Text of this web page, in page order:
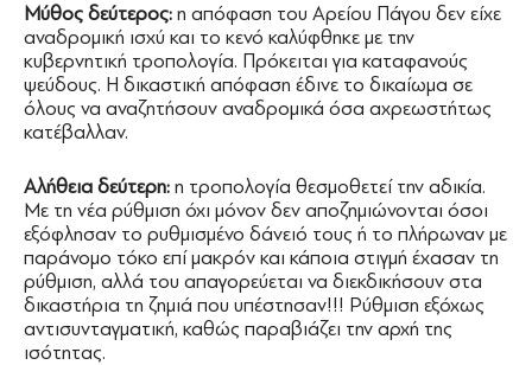
Μύθος δεύτερος: η απόφαση του Αρείου Πάγου δεν είχε
αναδρομική ισχύ και το κενό καλύφθηκε με την
κυβερνητική τροπολογία. Πρόκειται για καταφανούς
ψεύδους. Η δικαστική απόφαση έδινε το δικαίωμα σε
όλους να αναζητήσουν αναδρομικά όσα αχρεωστήτως
κατέβαλλαν.
Αλήθεια δεύτερη: η τροπολογία θεσμοθετεί την αδικία.
Με τη νέα ρύθμιση όχι μόνον δεν αποζημιώνονται όσοι
εξόφλησαν το ρυθμισμένο δάνειό τους ή το πλήρωναν με
παράνομο τόκο επί μακρόν και κάποια στιγμή έχασαν τη
ρύθμιση, αλλά του απαγορεύεται να διεκδικήσουν στα
δικαστήρια τη ζημιά που υπέστησαν!!! Ρύθμιση εξόχως
αντισυνταγματική, καθώς παραβιάζει την αρχή της
ισότητας.